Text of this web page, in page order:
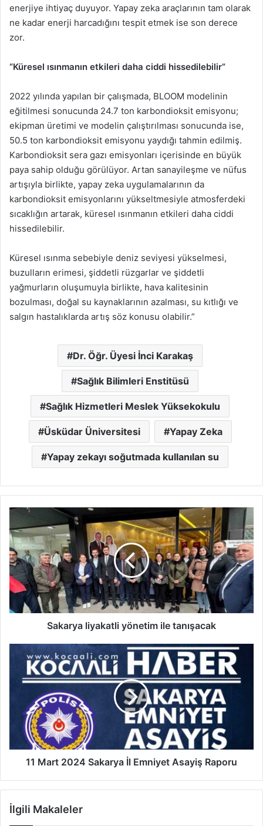
enerjiye ihtiyaç duyuyor. Yapay zeka araçlarının tam olarak
ne kadar enerji harcadığını tespit etmek ise son derece
zor.
“Küresel ısınmanın etkileri daha ciddi hissedilebilir”
2022 yılında yapılan bir çalışmada, BLOOM modelinin
eğitilmesi sonucunda 24.7 ton karbondioksit emisyonu;
ekipman üretimi ve modelin çalıştırılması sonucunda ise,
50.5 ton karbondioksit emisyonu yaydığı tahmin edilmiş.
Karbondioksit sera gazı emisyonları içerisinde en büyük
paya sahip olduğu görülüyor. Artan sanayileşme ve nüfus
artışıyla birlikte, yapay zeka uygulamalarının da
karbondioksit emisyonlarını yükseltmesiyle atmosferdeki
sıcaklığın artarak, küresel ısınmanın etkileri daha ciddi
hissedilebilir.
Küresel ısınma sebebiyle deniz seviyesi yükselmesi,
buzulların erimesi, şiddetli rüzgarlar ve şiddetli
yağmurların oluşumuyla birlikte, hava kalitesinin
bozulması, doğal su kaynaklarının azalması, su kıtlığı ve
salgın hastalıklarda artış söz konusu olabilir.”
Dr. Öğr. Üyesi İnci Karakaş
Sağlık Bilimleri Enstitüsü
Sağlık Hizmetleri Meslek Yüksekokulu
Üsküdar Üniversitesi Yapay Zeka
Yapay zekayı soğutmada kullanılan su
Sakarya
liyakatli
yönetim
ile
tanışacak
Sakarya liyakatli yönetim ile tanışacak
2024
Sakarya
Emniyet
Asayiş
Raporu
11 Mart 2024 Sakarya İl Emniyet Asayiş Raporu
İlgili Makaleler